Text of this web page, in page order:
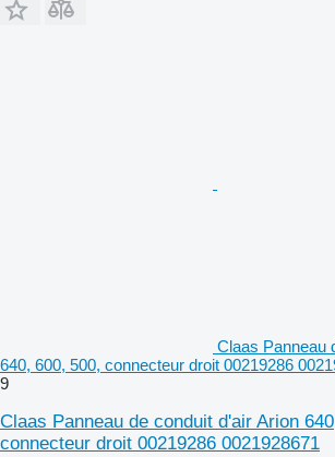
Claas Panneau
640, 600, 500, connecteur droit 00219286
9
Claas Panneau de conduit d'air Arion
connecteur droit 00219286 0021928671